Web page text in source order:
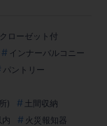
ローゼット付
インナーバルコニー
パントリー
)
土間収納
火災報知器